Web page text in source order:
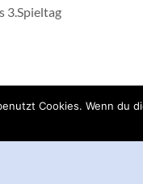
3.Spieltag
Cookies. Wenn du